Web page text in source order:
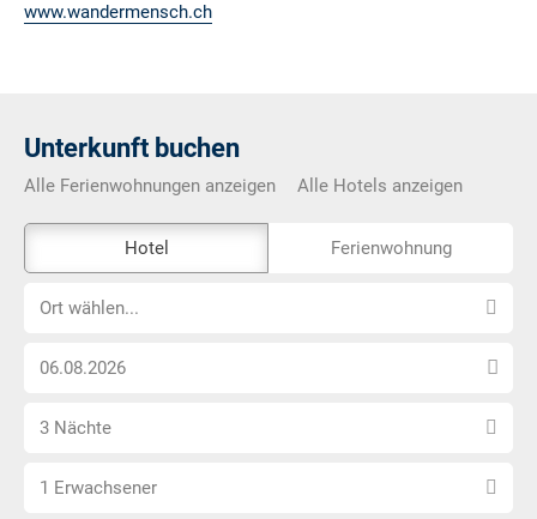
www.wandermensch.ch
Unterkunft buchen
Alle Ferienwohnungen anzeigen Alle Hotels anzeigen
Externe-
Buchungstool
nicht
Hotel Ferienwohnung
OrtOrt wählen...
Anreise
wählen
Anzahl
wählen
3 Nächte
Anzahl
1 Erwachsener